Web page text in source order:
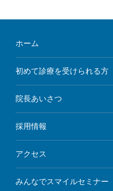
ホーム
初めて診療を受けられる方
院長あいさつ
採用情報
アクセス
みんなでスマイルセミナー